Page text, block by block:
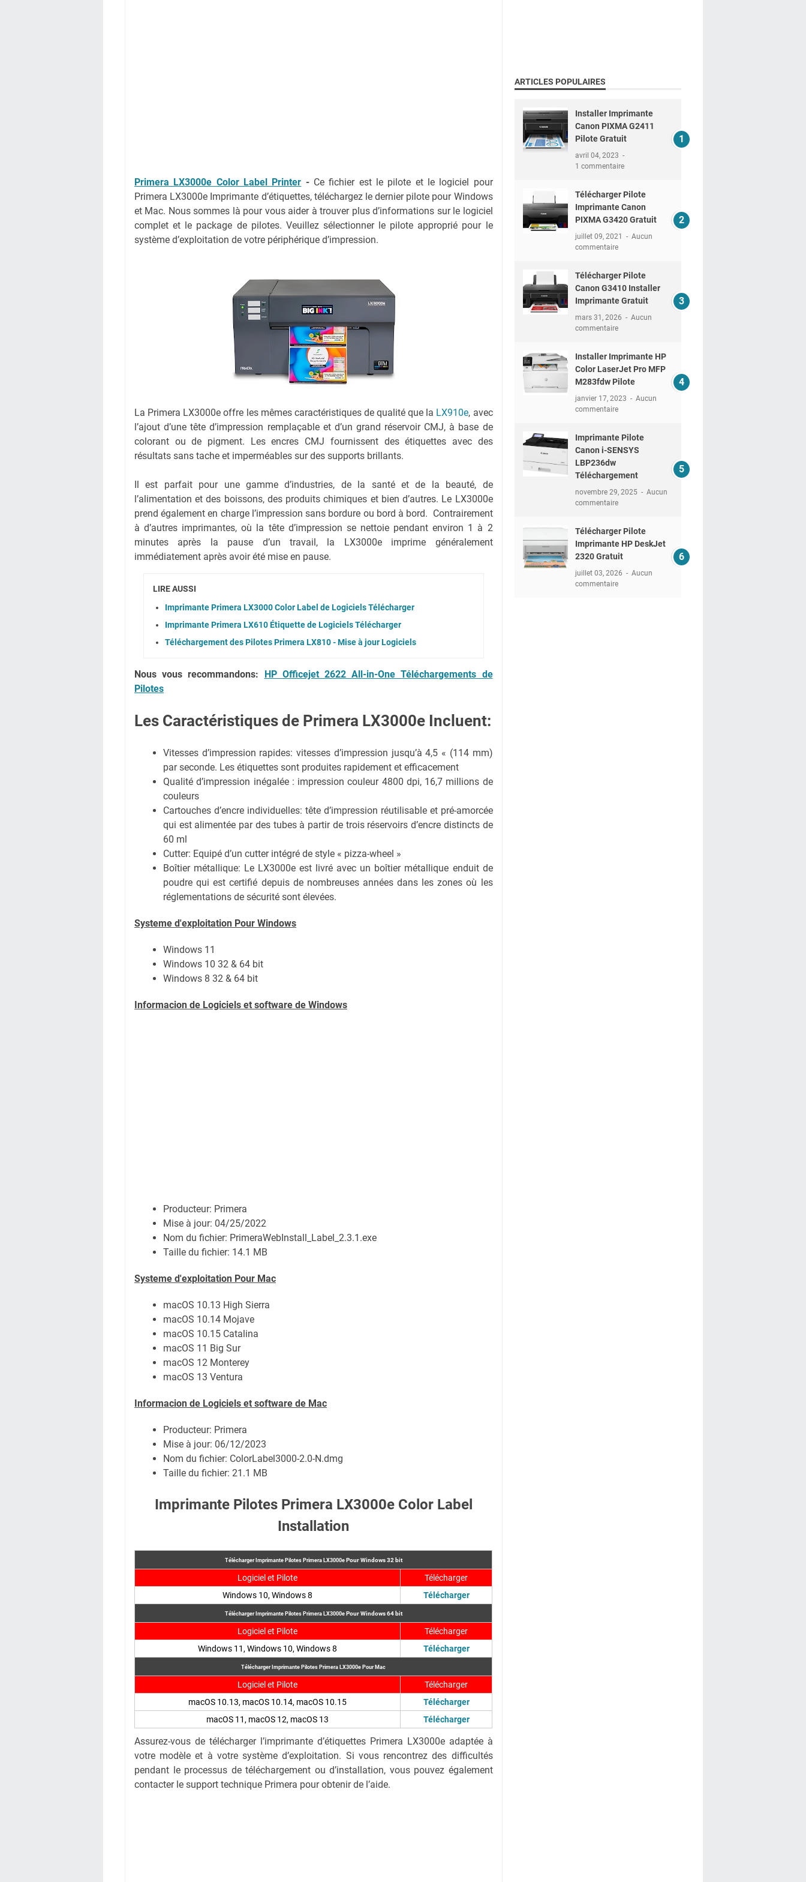
Primera LX3000e Color Label Printer - Ce fichier est le pilote et le logiciel pour
Primera LX3000e Imprimante d’étiquettes, téléchargez le dernier pilote pour Windows
et Mac. Nous sommes là pour vous aider à trouver plus d’informations sur le logiciel
complet et le package de pilotes. Veuillez sélectionner le pilote approprié pour le
système d’exploitation de votre périphérique d’impression.
La Primera LX3000e offre les mêmes caractéristiques de qualité que la LX910e, avec
l’ajout d’une tête d’impression remplaçable et d’un grand réservoir CMJ, à base de
colorant ou de pigment. Les encres CMJ fournissent des étiquettes avec des
résultats sans tache et imperméables sur des supports brillants.
Il est parfait pour une gamme d’industries, de la santé et de la beauté, de
l’alimentation et des boissons, des produits chimiques et bien d’autres. Le LX3000e
prend également en charge l’impression sans bordure ou bord à bord. Contrairement
à d’autres imprimantes, où la tête d’impression se nettoie pendant environ 1 à 2
minutes après la pause d’un travail, la LX3000e imprime généralement
immédiatement après avoir été mise en pause.
LIRE AUSSI
Imprimante Primera LX3000 Color Label de Logiciels Télécharger
Imprimante Primera LX610 Étiquette de Logiciels Télécharger
Téléchargement des Pilotes Primera LX810 - Mise à jour Logiciels
Nous vous recommandons: HP Officejet 2622 All-in-One Téléchargements de
Pilotes
Les Caractéristiques de Primera LX3000e Incluent:
Vitesses d’impression rapides: vitesses d’impression jusqu’à 4,5 « (114 mm)
par seconde. Les étiquettes sont produites rapidement et efficacement
Qualité d’impression inégalée : impression couleur 4800 dpi, 16,7 millions de
couleurs
Cartouches d’encre individuelles: tête d’impression réutilisable et pré-amorcée
qui est alimentée par des tubes à partir de trois réservoirs d’encre distincts de
60 ml
Cutter: Equipé d’un cutter intégré de style « pizza-wheel »
Boîtier métallique: Le LX3000e est livré avec un boîtier métallique enduit de
poudre qui est certifié depuis de nombreuses années dans les zones où les
réglementations de sécurité sont élevées.
Systeme d'exploitation Pour Windows
Windows 11
Windows 10 32 & 64 bit
Windows 8 32 & 64 bit
Informacion de Logiciels et software de Windows
Producteur: Primera
Mise à jour: 04/25/2022
Nom du fichier: PrimeraWebInstall_Label_2.3.1.exe
Taille du fichier: 14.1 MB
Systeme d'exploitation Pour Mac
macOS 10.13 High Sierra
macOS 10.14 Mojave
macOS 10.15 Catalina
macOS 11 Big Sur
macOS 12 Monterey
macOS 13 Ventura
Informacion de Logiciels et software de Mac
Producteur: Primera
Mise à jour: 06/12/2023
Nom du fichier: ColorLabel3000-2.0-N.dmg
Taille du fichier: 21.1 MB
Imprimante Pilotes Primera LX3000e Color Label
Installation
Télécharger Imprimante Pilotes Primera LX3000e PourWindows 32 bit
Logiciel et Pilote
Télécharger
Windows 10, Windows 8
Télécharger
Télécharger Imprimante Pilotes Primera LX3000e PourWindows 64 bit
Logiciel et Pilote
Télécharger
Windows 11, Windows 10, Windows 8
Télécharger
Télécharger Imprimante Pilotes Primera LX3000e Pour Mac
Logiciel et Pilote
Télécharger
macOS 10.13, macOS 10.14, macOS 10.15
Télécharger
macOS 11, macOS 12, macOS 13
Télécharger
Assurez-vous de télécharger l’imprimante d’étiquettes Primera LX3000e adaptée à
votre modèle et à votre système d’exploitation. Si vous rencontrez des difficultés
pendant le processus de téléchargement ou d’installation, vous pouvez également
contacter le support technique Primera pour obtenir de l’aide.
ARTICLES POPULAIRES
Installer Imprimante
Canon PIXMA G2411
Pilote Gratuit
avril 04, 2023
1 commentaire
Télécharger Pilote
Imprimante Canon
PIXMA G3420 Gratuit
juillet 09, 2021
Aucun
commentaire
Télécharger Pilote
Canon G3410 Installer
Imprimante Gratuit
mars 31, 2026
Aucun
commentaire
Installer Imprimante HP
Color LaserJet Pro MFP
M283fdw Pilote
janvier 17, 2023
Aucun
commentaire
Imprimante Pilote
Canon i-SENSYS
LBP236dw
Téléchargement
novembre 29, 2025
Aucun
commentaire
Télécharger Pilote
Imprimante HP DeskJet
2320 Gratuit
juillet 03, 2026
Aucun
commentaire